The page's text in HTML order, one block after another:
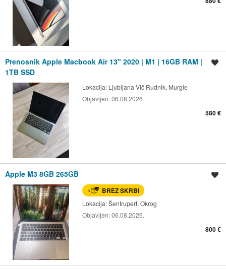
Prenosnik Apple Macbook Air 13" 2020 | M1 | 16GB RAM |
1TB SSD
Lokacija: Ljubljana Vič Rudnik, Murgle
Objavljen:06.08.2026.
580 €
Apple M3 8GB 265GB
BREZ SKRBI
Lokacija:Šentrupert, Okrog
Objavljen:06.08.2026.
800 €